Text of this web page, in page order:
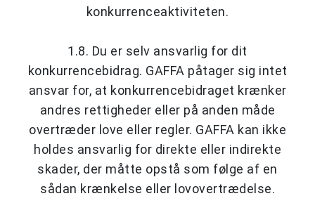
konkurrenceaktiviteten.
1.8. Du er selv ansvarlig for dit
konkurrencebidrag. GAFFA påtager sig intet
ansvar for, at konkurrencebidraget krænker
andres rettigheder eller på anden måde
overtræder love eller regler. GAFFA kan ikke
holdes ansvarlig for direkte eller indirekte
skader, der måtte opstå som følge af en
sådan krænkelse eller lovovertrædelse.